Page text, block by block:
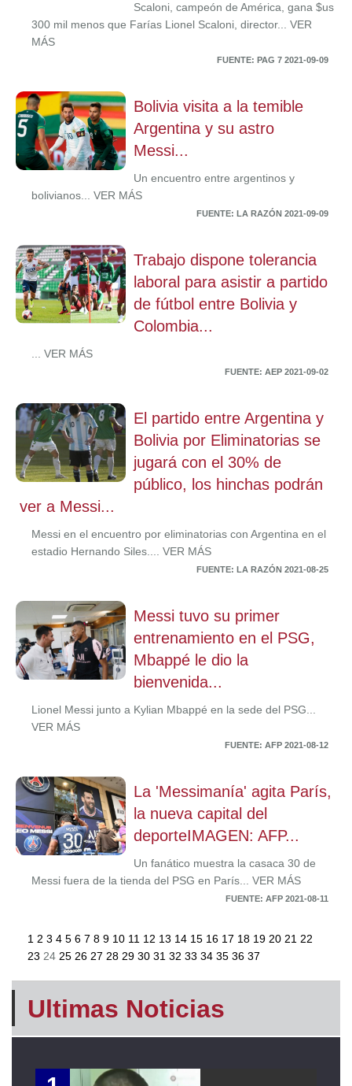
Scaloni, campeón de América, gana $us
300 mil menos que Farías Lionel Scaloni, director... VER
MÁS
FUENTE: PAG 7 2021-09-09
Bolivia visita a la temible
Argentina y su astro
Messi...
Un encuentro entre argentinos y
bolivianos... VER MÁS
FUENTE: LA RAZÓN 2021-09-09
Trabajo dispone tolerancia
laboral para asistir a partido
de fútbol entre Bolivia y
Colombia...
... VER MÁS
FUENTE: AEP 2021-09-02
El partido entre Argentina y
Bolivia por Eliminatorias se
jugará con el 30% de
público, los hinchas podrán
ver a Messi...
Messi en el encuentro por eliminatorias con Argentina en el
estadio Hernando Siles.... VER MÁS
FUENTE: LA RAZÓN 2021-08-25
Messi tuvo su primer
entrenamiento en el PSG,
Mbappé le dio la
bienvenida...
Lionel Messi junto a Kylian Mbappé en la sede del PSG...
VER MÁS
FUENTE: AFP 2021-08-12
La 'Messimanía' agita París,
la nueva capital del
deporteIMAGEN: AFP...
Un fanático muestra la casaca 30 de
Messi fuera de la tienda del PSG en París... VER MÁS
FUENTE: AFP 2021-08-11
1 2 3 4 5 6 7 8 9 10 11 12 13 14 15 16 17 18 19 20 21 22
23 24 25 26 27 28 29 30 31 32 33 34 35 36 37
Ultimas Noticias